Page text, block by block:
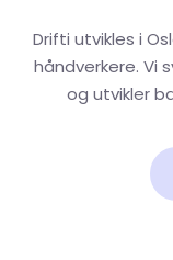
Drifti utvikles i
håndverkere. Vi
og utvikler